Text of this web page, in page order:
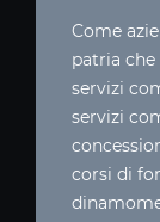
Come
patria che
servizi
servizi
corsi di